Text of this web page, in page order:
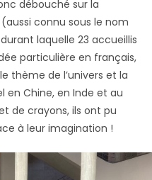
débouché sur la
connu sous le nom
laquelle 23 accueillis
particulière en français,
thème de l’univers et la
en Chine, en Inde et au
de crayons, ils ont pu
à leur imagination !